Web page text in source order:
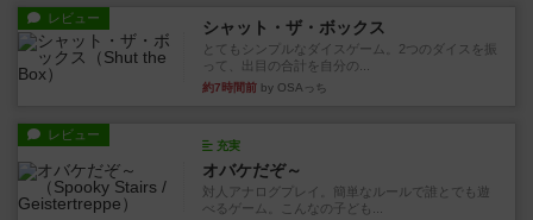
レビュー シャット・ザ・ボックス
とてもシンプルなダイスゲーム。2つのダイスを振
って、出目の合計を自分の...
約7時間前 by OSAっち
レビュー
充実
オバケだぞ～
対人アナログプレイ。簡単なルールで誰とでも遊
べるゲーム。こんなの子ども...